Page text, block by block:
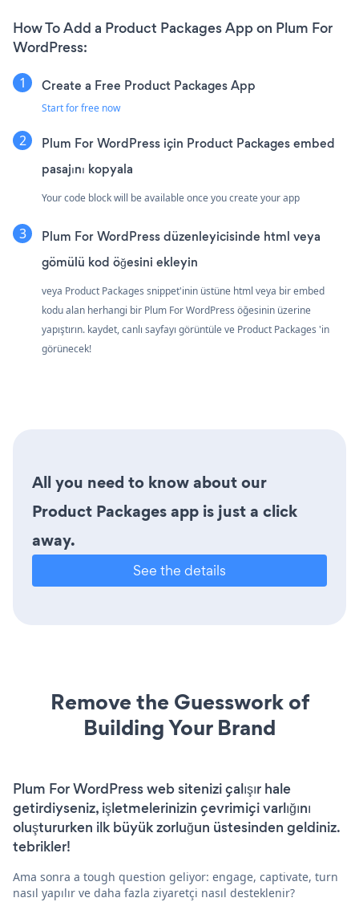
How To Add a Product Packages App on Plum For
WordPress:
Create a Free Product Packages App
Start for free now
Plum For WordPress için Product Packages embed
pasajını kopyala
Your code block will be available once you create your app
Plum For WordPress düzenleyicisinde html veya
gömülü kod öğesini ekleyin
veya Product Packages snippet'inin üstüne html veya bir embed
kodu alan herhangi bir Plum For WordPress öğesinin üzerine
yapıştırın. kaydet, canlı sayfayı görüntüle ve Product Packages 'in
görünecek!
All you need to know about our
Product Packages app is just a click
away.
See the details
Remove the Guesswork of
Building Your Brand
Plum For WordPress web sitenizi çalışır hale
getirdiyseniz, işletmelerinizin çevrimiçi varlığını
oluştururken ilk büyük zorluğun üstesinden geldiniz.
tebrikler!
Ama sonra a tough question geliyor: engage, captivate, turn
nasıl yapılır ve daha fazla ziyaretçi nasıl desteklenir?